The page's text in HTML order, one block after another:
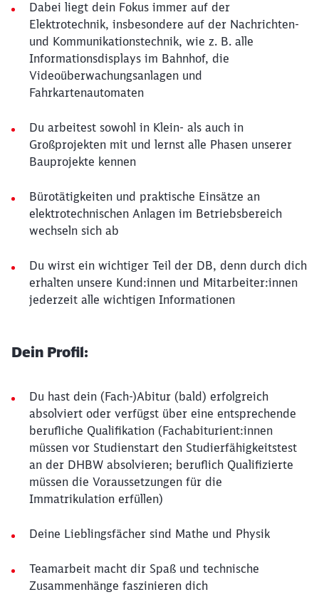
Dabei liegt dein Fokus immer auf der
Elektrotechnik, insbesondere auf der Nachrichten-
und Kommunikationstechnik, wie z. B. alle
Informationsdisplays im Bahnhof, die
Videoüberwachungsanlagen und
Fahrkartenautomaten
Du arbeitest sowohl in Klein- als auch in
Großprojekten mit und lernst alle Phasen unserer
Bauprojekte kennen
Bürotätigkeiten und praktische Einsätze an
elektrotechnischen Anlagen im Betriebsbereich
wechseln sich ab
Du wirst ein wichtiger Teil der DB, denn durch dich
erhalten unsere Kund:innen und Mitarbeiter:innen
jederzeit alle wichtigen Informationen
Dein Profil:
Du hast dein (Fach-)Abitur (bald) erfolgreich
absolviert oder verfügst über eine entsprechende
berufliche Qualifikation (Fachabiturient:innen
müssen vor Studienstart den Studierfähigkeitstest
an der DHBW absolvieren; beruflich Qualifizierte
müssen die Voraussetzungen für die
Immatrikulation erfüllen)
Deine Lieblingsfächer sind Mathe und Physik
Teamarbeit macht dir Spaß und technische
Zusammenhänge faszinieren dich